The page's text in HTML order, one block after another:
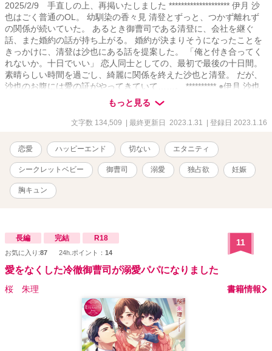
2025/2/9 手直しの上、再掲いたしました ******************** 伊月 沙
也はごく普通のOL。 幼馴染の香々見 清登とずっと、つかず離れず
の関係が続いていた。 あるとき御曹司である清登に、会社を継ぐ
話、また婚約の話が持ち上がる。 婚約が決まりそうになったことを
きっかけに、清登は沙也にある話を提案した。 「俺と付き合ってく
れないか。十日でいい」 恋人同士としての、最初で最後の十日間。
素晴らしい時間を過ごし、綺麗に関係を終えた沙也と清登。 だが、
沙也のお腹には愛の証がやってきていて……。 ********** ●伊月 沙也
（いつき さや） 24歳、普通のOL ●香々見 清登（かがみ せいと） 26
歳、昔、沙也の近所に住んでいた幼馴染。 実家は大企業で、御曹司
という立場。 ●洋斗（ひろと） 1歳半、2人の息子 ********** 完結しま
もっと見る
文字数 134,509 | 最終更新日 2023.1.31 | 登録日 2023.1.16
恋愛 ハッピーエンド 切ない エタニティ
シークレットベビー 御曹司 溺愛 独占欲 妊娠
胸キュン
長編 完結 R18
お気に入り:87 24h.ポイント： 14
11
愛をなくした冷徹御曹司が溺愛パパになりました
桜 朱理 書籍情報